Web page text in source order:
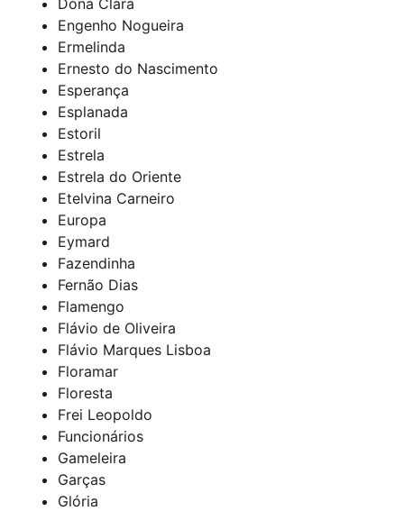
Engenho Nogueira
Ermelinda
Ernesto do Nascimento
Esperança
Esplanada
Estoril
Estrela
Estrela do Oriente
Etelvina Carneiro
Europa
Eymard
Fazendinha
Fernão Dias
Flamengo
Flávio de Oliveira
Flávio Marques Lisboa
Floramar
Floresta
Frei Leopoldo
Funcionários
Gameleira
Garças
Glória